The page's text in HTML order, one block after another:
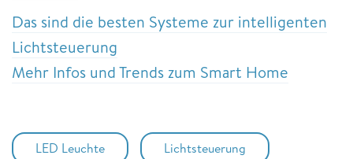
Das sind die besten Systeme zur intelligenten
Lichtsteuerung
Mehr Infos und Trends zum Smart Home
LED Leuchte Lichtsteuerung